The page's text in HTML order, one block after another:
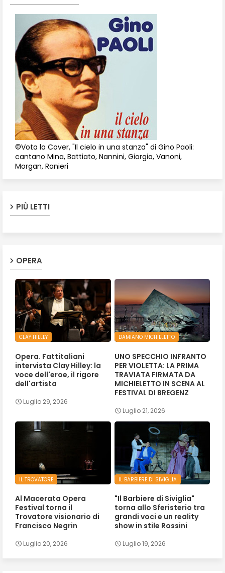
©Vota la Cover, "Il cielo in una stanza" di Gino Paoli:
cantano Mina, Battiato, Nannini, Giorgia, Vanoni,
Morgan, Ranieri
PIÙ LETTI
OPERA
CLAY HILLEY
Opera. Fattitaliani
intervista Clay Hilley: la
voce dell'eroe, il rigore
dell'artista
Luglio 29, 2026
DAMIANO MICHIELETTO
UNO SPECCHIO INFRANTO
PER VIOLETTA: LA PRIMA
TRAVIATA FIRMATA DA
MICHIELETTO IN SCENA AL
FESTIVAL DI BREGENZ
Luglio 21, 2026
IL TROVATORE
Al Macerata Opera
Festival torna il
Trovatore visionario di
Francisco Negrin
Luglio 20, 2026
IL BARBIERE DI SIVIGLIA
"Il Barbiere di Siviglia"
torna allo Sferisterio tra
grandi voci e un reality
show in stile Rossini
Luglio 19, 2026